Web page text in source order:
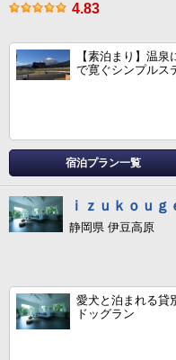
4.83
【素泊まり】温
で寛ぐシンプルス
宿泊プラン一覧
ｉｚｕｋｏｕ
静岡県 伊豆高原
愛犬と泊まれる貸
ドッグラン